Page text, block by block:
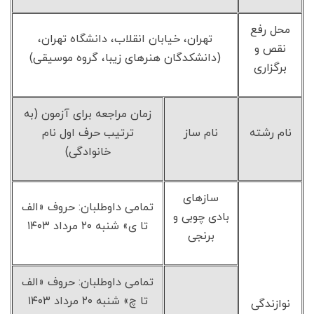
محل رفع
نقص و
برگزاری
تهران، خیابان انقلاب، دانشگاه تهران،
(دانشکدگان هنرهای زیبا، گروه موسیقی)
نام رشته نام ساز
زمان مراجعه برای آزمون (به
ترتیب حرف اول نام
خانوادگی)
نوازندگی
سازهای
بادی چوبی و
برنجی
تمامی داوطلبان: حروف «الف
تا ی» شنبه ۲۰ مرداد ۱۴۰۳
تمامی داوطلبان: حروف «الف
تا چ» شنبه ۲۰ مرداد ۱۴۰۳